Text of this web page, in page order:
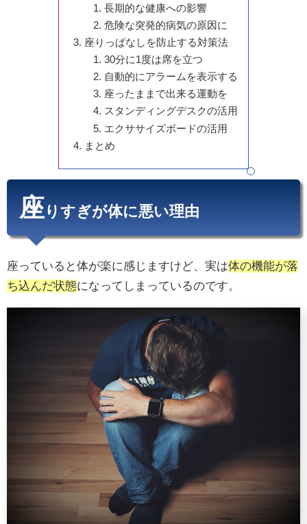
長期的な健康への影響
危険な突発的病気の原因に
座りっぱなしを防止する対策法
30分に1度は席を立つ
自動的にアラームを表示する
座ったままで出来る運動を
スタンディングデスクの活用
エクササイズボードの活用
まとめ
座りすぎが体に悪い理由
座っていると体が楽に感じますけど、実は体の機能が落
ち込んだ状態になってしまっているのです。